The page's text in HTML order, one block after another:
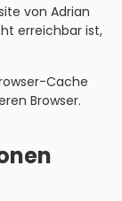
von Adrian
erreichbar ist,
Cache
Browser.